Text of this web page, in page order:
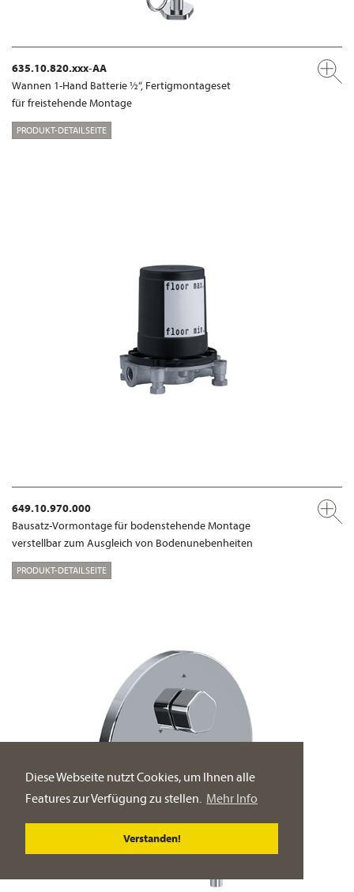
Diese Webseite nutzt Cookies, um Ihnen alle
Features zur Verfügung zu stellen. Mehr Info
Verstanden!
635.10.820.xxx-AA
Wannen 1-Hand Batterie ½“, Fertigmontageset
für freistehende Montage
PRODUKT-DETAILSEITE
649.10.970.000
Bausatz-Vormontage für bodenstehende Montage
verstellbar zum Ausgleich von Bodenunebenheiten
PRODUKT-DETAILSEITE